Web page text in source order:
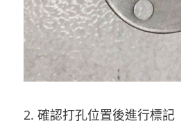
2. 確認打孔位置後進行標記